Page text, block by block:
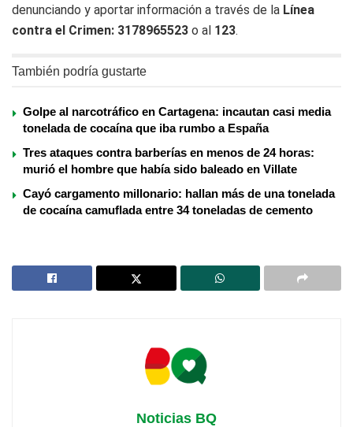
denunciando y aportar información a través de la Línea
contra el Crimen: 3178965523 o al 123.
También podría gustarte
Golpe al narcotráfico en Cartagena: incautan casi media
tonelada de cocaína que iba rumbo a España
Tres ataques contra barberías en menos de 24 horas:
murió el hombre que había sido baleado en Villate
Cayó cargamento millonario: hallan más de una tonelada
de cocaína camuflada entre 34 toneladas de cemento
Noticias BQ